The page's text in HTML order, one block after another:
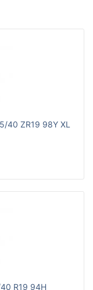
40 ZR19 98Y XL
R19 94H